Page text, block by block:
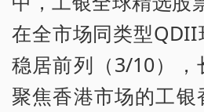
在全市场同类型QDII
稳居前列（3/10），
聚焦香港市场的工